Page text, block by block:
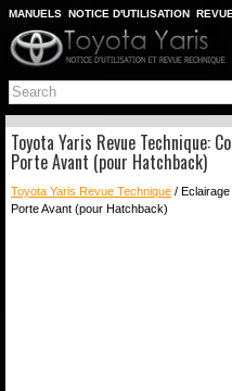
MANUELS NOTICE D'UTILISATION
PLAN DU SITE
CHERCHER
Toyota Yaris Revue Technique:
Porte Avant (pour Hatchback)
Toyota Yaris Revue Technique /
Porte Avant (pour Hatchback)